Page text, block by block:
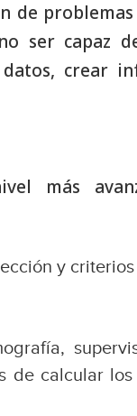
de
ser capaz
crear
más
y
de calcular